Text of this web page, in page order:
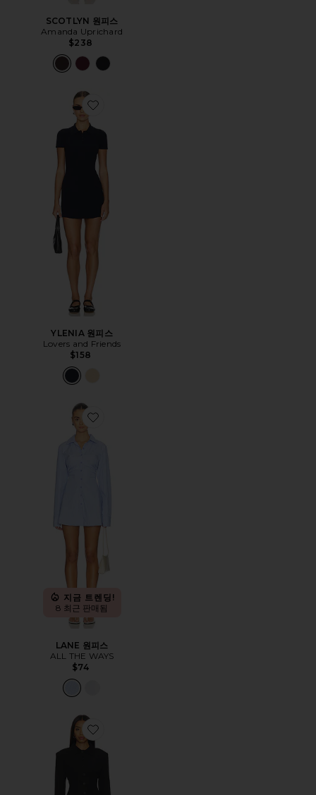
SCOTLYN 원피스
Amanda Uprichard
$238
Favorite YLENIA 원피스
YLENIA 원피스
Lovers and Friends
$158
Favorite LANE 원피스
지금 트렌딩!
8 최근 판매됨
LANE 원피스
ALL THE WAYS
$74
Favorite CHERI 원피스